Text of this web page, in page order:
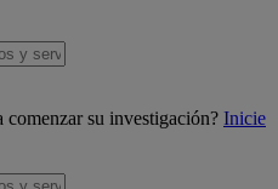
comenzar su investigación? Inicie